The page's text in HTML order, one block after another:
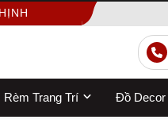
Rèm Trang Trí Đồ Decor